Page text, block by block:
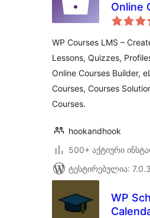
Online
Builder,
WP Courses LMS –
Lessons, Quizzes,
Online Courses Builder,
Courses, Courses
Courses.
hookandhook
500+ აქტიური
ტესტირებულია: 7.0.3
WP